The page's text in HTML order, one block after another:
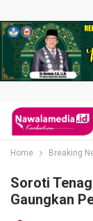
Home Breaking
Soroti
Gaungkan